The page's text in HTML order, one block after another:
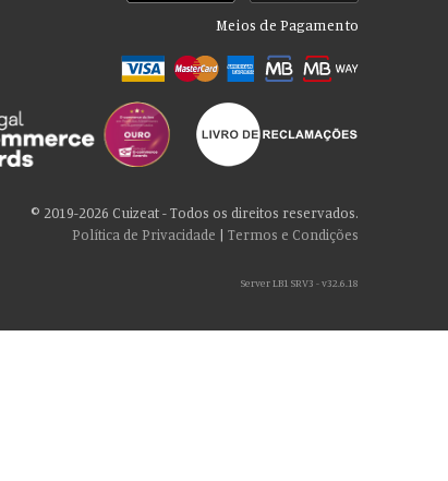
Meios de Pagamento
© 2019-2026 Cuizeat - Todos os direitos reservados.
Política de Privacidade | Termos e Condições
Server LB1 SRV3 - v32.6.18